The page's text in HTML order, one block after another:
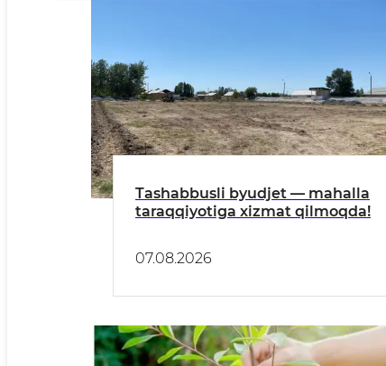
Tashabbusli byudjet — mahalla
taraqqiyotiga xizmat qilmoqda!
07.08.2026